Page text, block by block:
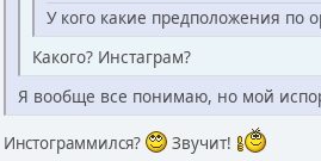
У кого какие предположения по
Какого? Инстаграм?
Я вообще все понимаю, но мой
Инстограммился? Звучит!